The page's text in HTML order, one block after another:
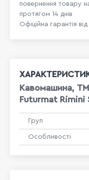
повернення товару
протягом 14 днів
Офіційна гарантія
Кавомашина,
Futurmat Rimini
Груп
Особливості